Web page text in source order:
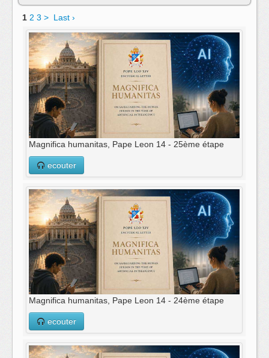
1 2 3 > Last ›
Magnifica humanitas, Pape Leon 14 - 25ème étape
ecouter
Magnifica humanitas, Pape Leon 14 - 24ème étape
ecouter